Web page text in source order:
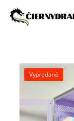
Vypredané